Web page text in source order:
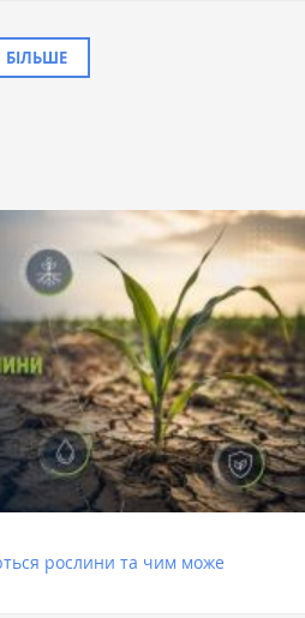
БІЛЬШЕ
рослини та чим може